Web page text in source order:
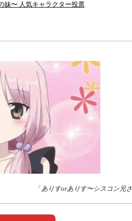
妹〜 人気キャラクター投票
「 ありすorありす〜シスコン兄